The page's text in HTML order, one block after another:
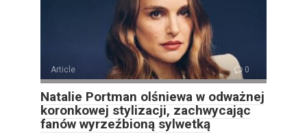
Article 0
Natalie Portman olśniewa w odważnej
koronkowej stylizacji, zachwycając
fanów wyrzeźbioną sylwetką